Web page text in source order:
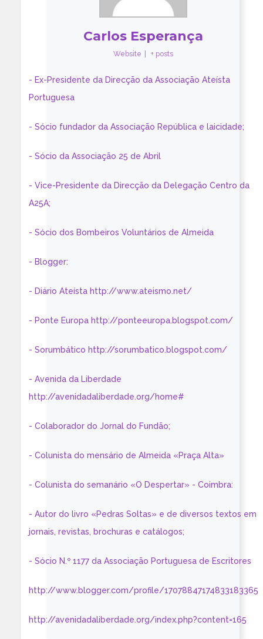
Carlos Esperança
Website + posts
- Ex-Presidente da Direcção da Associação Ateísta
Portuguesa
- Sócio fundador da Associação República e laicidade;
- Sócio da Associação 25 de Abril
- Vice-Presidente da Direcção da Delegação Centro da
A25A;
- Sócio dos Bombeiros Voluntários de Almeida
- Blogger:
- Diário Ateísta http://www.ateismo.net/
- Ponte Europa http://ponteeuropa.blogspot.com/
- Sorumbático http://sorumbatico.blogspot.com/
- Avenida da Liberdade
http://avenidadaliberdade.org/home#
- Colaborador do Jornal do Fundão;
- Colunista do mensário de Almeida «Praça Alta»
- Colunista do semanário «O Despertar» - Coimbra:
- Autor do livro «Pedras Soltas» e de diversos textos em
jornais, revistas, brochuras e catálogos;
- Sócio N.º 1177 da Associação Portuguesa de Escritores
http://www.blogger.com/profile/17078847174833183365
http://avenidadaliberdade.org/index.php?content=165